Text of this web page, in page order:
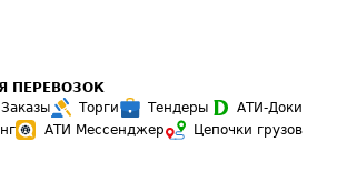
ПЕРЕВОЗОК
Заказы Торги Тендеры
АТИ-Доки
АТИ Мессенджер
Цепочки грузов